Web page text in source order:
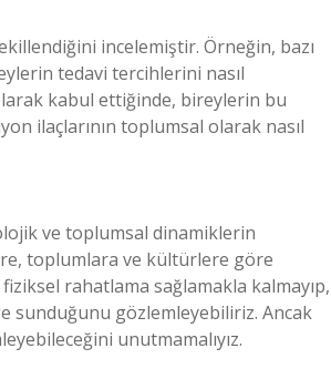
incelemiştir. Örneğin, bazı
tedavi tercihlerini nasıl
kabul ettiğinde, bireylerin bu
ilaçlarının toplumsal olarak nasıl
ve toplumsal dinamiklerin
toplumlara ve kültürlere göre
rahatlama sağlamakla kalmayıp,
sunduğunu gözlemleyebiliriz. Ancak
unutmamalıyız.